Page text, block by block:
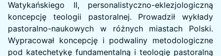
Watykańskiego II, personalistyczno-eklezjologiczną
koncepcję teologii pastoralnej. Prowadził wykłady
pastoralno-naukowych w różnych miastach Polski.
Wypracował koncepcję i podwaliny metodologiczne
pod katechetykę fundamentalną i teologię pastoralną